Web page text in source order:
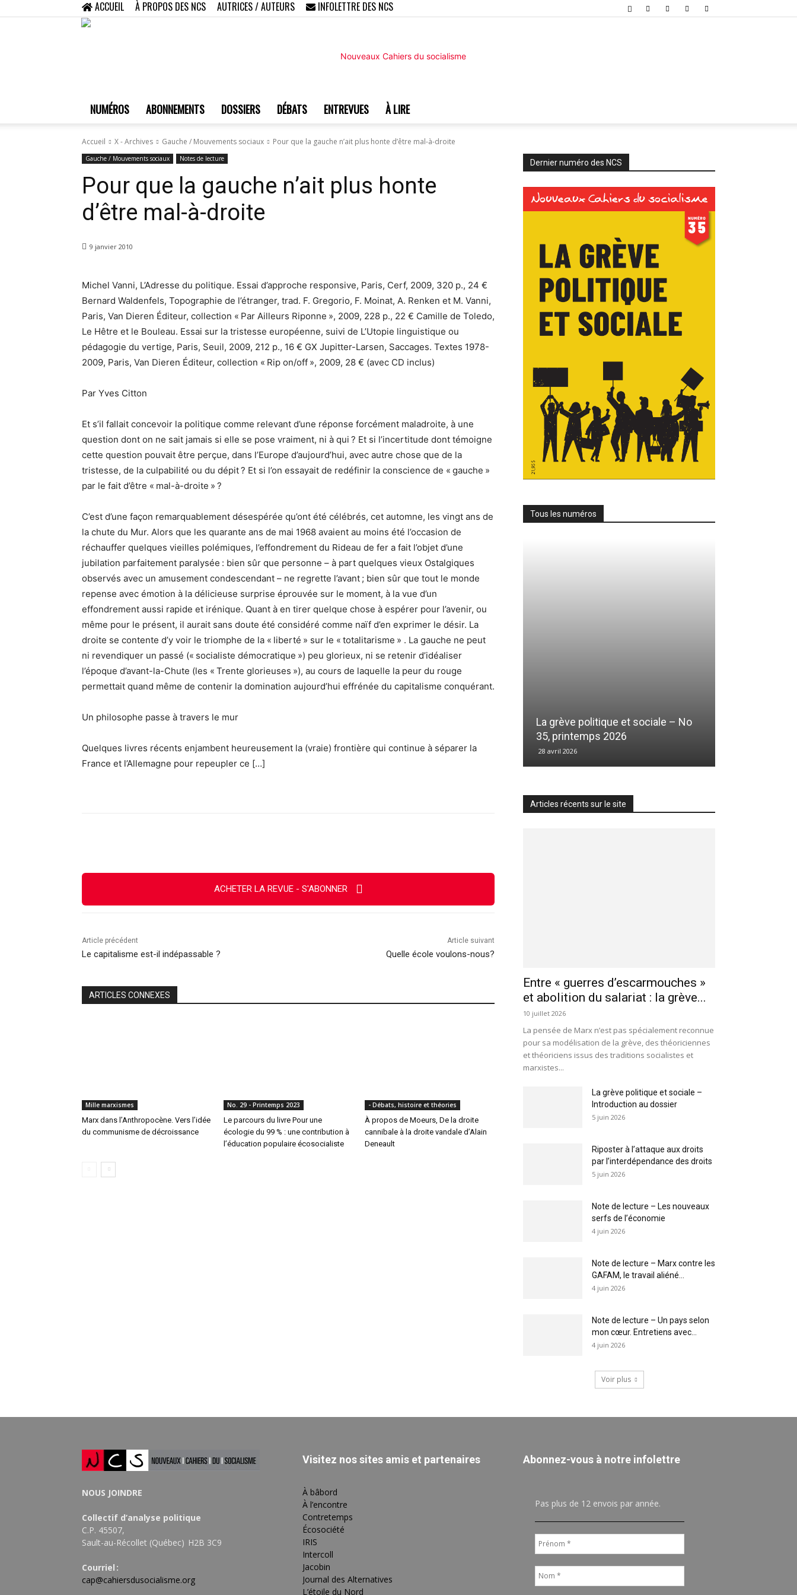
ACCUEIL À PROPOS DES NCS AUTRICES / AUTEURS INFOLETTRE DES NCS
du
socialisme
NUMÉROS ABONNEMENTS DOSSIERS DÉBATS ENTREVUES À LIRE
Accueil X - Archives Gauche / Mouvements sociaux Pour que la gauche n’ait plus honte d’être mal-à-droite
Gauche / Mouvements sociaux Notes de lecture
Pour que la gauche n’ait plus honte
d’être mal-à-droite
9 janvier 2010
Michel Vanni, L’Adresse du politique. Essai d’approche responsive, Paris, Cerf, 2009, 320 p., 24 €
Bernard Waldenfels, Topographie de l’étranger, trad. F. Gregorio, F. Moinat, A. Renken et M. Vanni,
Paris, Van Dieren Éditeur, collection « Par Ailleurs Riponne », 2009, 228 p., 22 € Camille de Toledo,
Le Hêtre et le Bouleau. Essai sur la tristesse européenne, suivi de L’Utopie linguistique ou
pédagogie du vertige, Paris, Seuil, 2009, 212 p., 16 € GX Jupitter-Larsen, Saccages. Textes 1978-
2009, Paris, Van Dieren Éditeur, collection « Rip on/off », 2009, 28 € (avec CD inclus)
Par Yves Citton
Et s’il fallait concevoir la politique comme relevant d’une réponse forcément maladroite, à une
question dont on ne sait jamais si elle se pose vraiment, ni à qui ? Et si l’incertitude dont témoigne
cette question pouvait être perçue, dans l’Europe d’aujourd’hui, avec autre chose que de la
tristesse, de la culpabilité ou du dépit ? Et si l’on essayait de redéfinir la conscience de « gauche »
par le fait d’être « mal-à-droite » ?
C’est d’une façon remarquablement désespérée qu’ont été célébrés, cet automne, les vingt ans de
la chute du Mur. Alors que les quarante ans de mai 1968 avaient au moins été l’occasion de
réchauffer quelques vieilles polémiques, l’effondrement du Rideau de fer a fait l’objet d’une
jubilation parfaitement paralysée : bien sûr que personne – à part quelques vieux Ostalgiques
observés avec un amusement condescendant – ne regrette l’avant ; bien sûr que tout le monde
repense avec émotion à la délicieuse surprise éprouvée sur le moment, à la vue d’un
effondrement aussi rapide et irénique. Quant à en tirer quelque chose à espérer pour l’avenir, ou
même pour le présent, il aurait sans doute été considéré comme naïf d’en exprimer le désir. La
droite se contente d’y voir le triomphe de la « liberté » sur le « totalitarisme » . La gauche ne peut
ni revendiquer un passé (« socialiste démocratique ») peu glorieux, ni se retenir d’idéaliser
l’époque d’avant-la-Chute (les « Trente glorieuses »), au cours de laquelle la peur du rouge
permettait quand même de contenir la domination aujourd’hui effrénée du capitalisme conquérant.
Un philosophe passe à travers le mur
Quelques livres récents enjambent heureusement la (vraie) frontière qui continue à séparer la
France et l’Allemagne pour repeupler ce […]
ACHETER LA REVUE - S'ABONNER
Article précédent
Le capitalisme est-il indépassable ?
Article suivant
Quelle école voulons-nous?
ARTICLES CONNEXES
Mille marxismes
Marx dans l’Anthropocène. Vers l’idée
du communisme de décroissance
No. 29 - Printemps 2023
Le parcours du livre Pour une
écologie du 99 % : une contribution à
l’éducation populaire écosocialiste
- Débats, histoire et théories
À propos de Moeurs, De la droite
cannibale à la droite vandale d’Alain
Deneault
Dernier numéro des NCS
Tous les numéros
La grève politique et sociale – No
35, printemps 2026
28 avril 2026
Articles récents sur le site
Entre « guerres d’escarmouches »
et abolition du salariat : la grève...
10 juillet 2026
La pensée de Marx n’est pas spécialement reconnue
pour sa modélisation de la grève, des théoriciennes
et théoriciens issus des traditions socialistes et
marxistes...
La grève politique et sociale –
Introduction au dossier
5 juin 2026
Riposter à l’attaque aux droits
par l’interdépendance des droits
5 juin 2026
Note de lecture – Les nouveaux
serfs de l’économie
4 juin 2026
Note de lecture – Marx contre les
GAFAM, le travail aliéné...
4 juin 2026
Note de lecture – Un pays selon
mon cœur. Entretiens avec...
4 juin 2026
Voir plus
NOUS JOINDRE
Collectif d’analyse politique
C.P. 45507,
Sault-au-Récollet (Québec) H2B 3C9
Courriel :
cap@cahiersdusocialisme.org
Visitez nos sites amis et partenaires
À bâbord
À l’encontre
Contretemps
Écosociété
IRIS
Intercoll
Jacobin
Journal des Alternatives
L’étoile du Nord
Abonnez-vous à notre infolettre
Pas plus de 12 envois par année.